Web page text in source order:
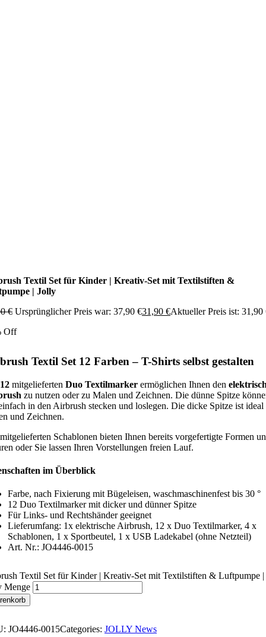
Textil Set für Kinder | Kreativ-Set mit Textilstiften &
| Jolly
€ Ursprünglicher Preis war: 37,90 €31,90 €Aktueller Preis ist: 31,90
Off
Textil Set 12 Farben – T-Shirts selbst gestalten
12 mitgelieferten Duo Textilmarker ermöglichen Ihnen den
zu nutzen oder zu Malen und Zeichnen. Die dünne Spitze
in den Airbrush stecken und loslegen. Die dicke Spitze ist ideal
und Zeichnen.
Schablonen bieten Ihnen bereits vorgefertigte Formen
oder Sie lassen Ihren Vorstellungen freien Lauf.
im Überblick
Farbe, nach Fixierung mit Bügeleisen, waschmaschinenfest bis 30 °
12 Duo Textilmarker mit dicker und dünner Spitze
Für Links- und Rechtshänder geeignet
Lieferumfang: 1x elektrische Airbrush, 12 x Duo Textilmarker, 4 x
Schablonen, 1 x Sportbeutel, 1 x USB Ladekabel (ohne Netzteil)
Art. Nr.: JO4446-0015
Textil Set für Kinder | Kreativ-Set mit Textilstiften & Luftpumpe |
Menge
JO4446-0015Categories: JOLLY News